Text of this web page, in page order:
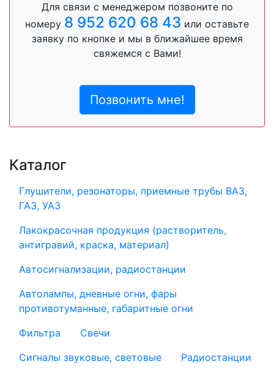
Для связи с менеджером позвоните по
номеру 8 952 620 68 43 или оставьте
заявку по кнопке и мы в ближайшее время
свяжемся с Вами!
Позвонить мне!
Каталог
Глушители, резонаторы, приемные трубы ВАЗ,
ГАЗ, УАЗ
Лакокрасочная продукция (растворитель,
антигравий, краска, материал)
Автосигнализации, радиостанции
Автолампы, дневные огни, фары
противотуманные, габаритные огни
Фильтра
Свечи
Сигналы звуковые, световые
Радиостанции